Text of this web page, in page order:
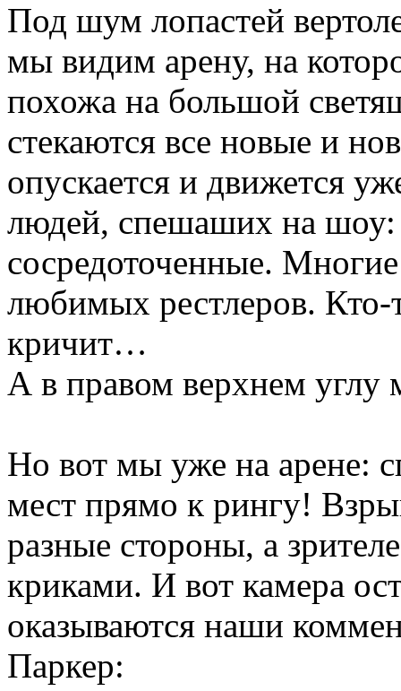
Под шум лопастей
мы видим арену, на
похожа на большой
стекаются все новые и
опускается и движется
людей, спешаших на шоу:
сосредоточенные.
любимых рестлеров. Кто-
кричит…
А в правом верхнем углу
Но вот мы уже на арене:
мест прямо к рингу!
разные стороны, а
криками. И вот камера
оказываются наши
Паркер: